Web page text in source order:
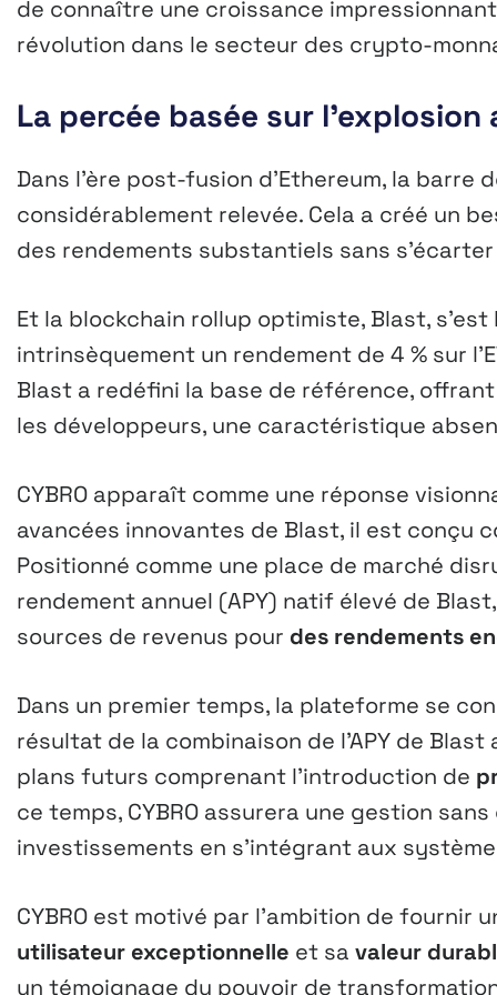
de connaître une croissance
révolution dans le secteur des crypto-
La percée basée sur
Dans l’ère post-fusion d’Ethereum, la
considérablement relevée. Cela a créé un
des rendements substantiels sans
Et la blockchain rollup optimiste, Blast,
intrinsèquement un rendement de 4 % sur
Blast a redéfini la base de référence,
les développeurs, une caractéristique
CYBRO apparaît comme une réponse
avancées innovantes de Blast, il est conçu
Positionné comme une place de marché
rendement annuel (APY) natif élevé de
sources de revenus pour des rendements
Dans un premier temps, la plateforme se
résultat de la combinaison de l’APY de Blast
plans futurs comprenant l’introduction de
ce temps, CYBRO assurera une gestion
investissements en s’intégrant aux
CYBRO est motivé par l’ambition de
utilisateur exceptionnelle et sa valeur
un témoignage du pouvoir de